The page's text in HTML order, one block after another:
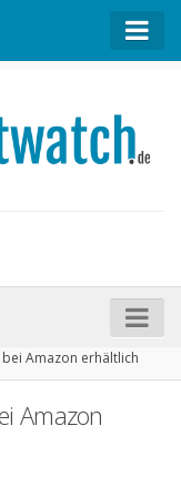
Amazon erhältlich
Amazon